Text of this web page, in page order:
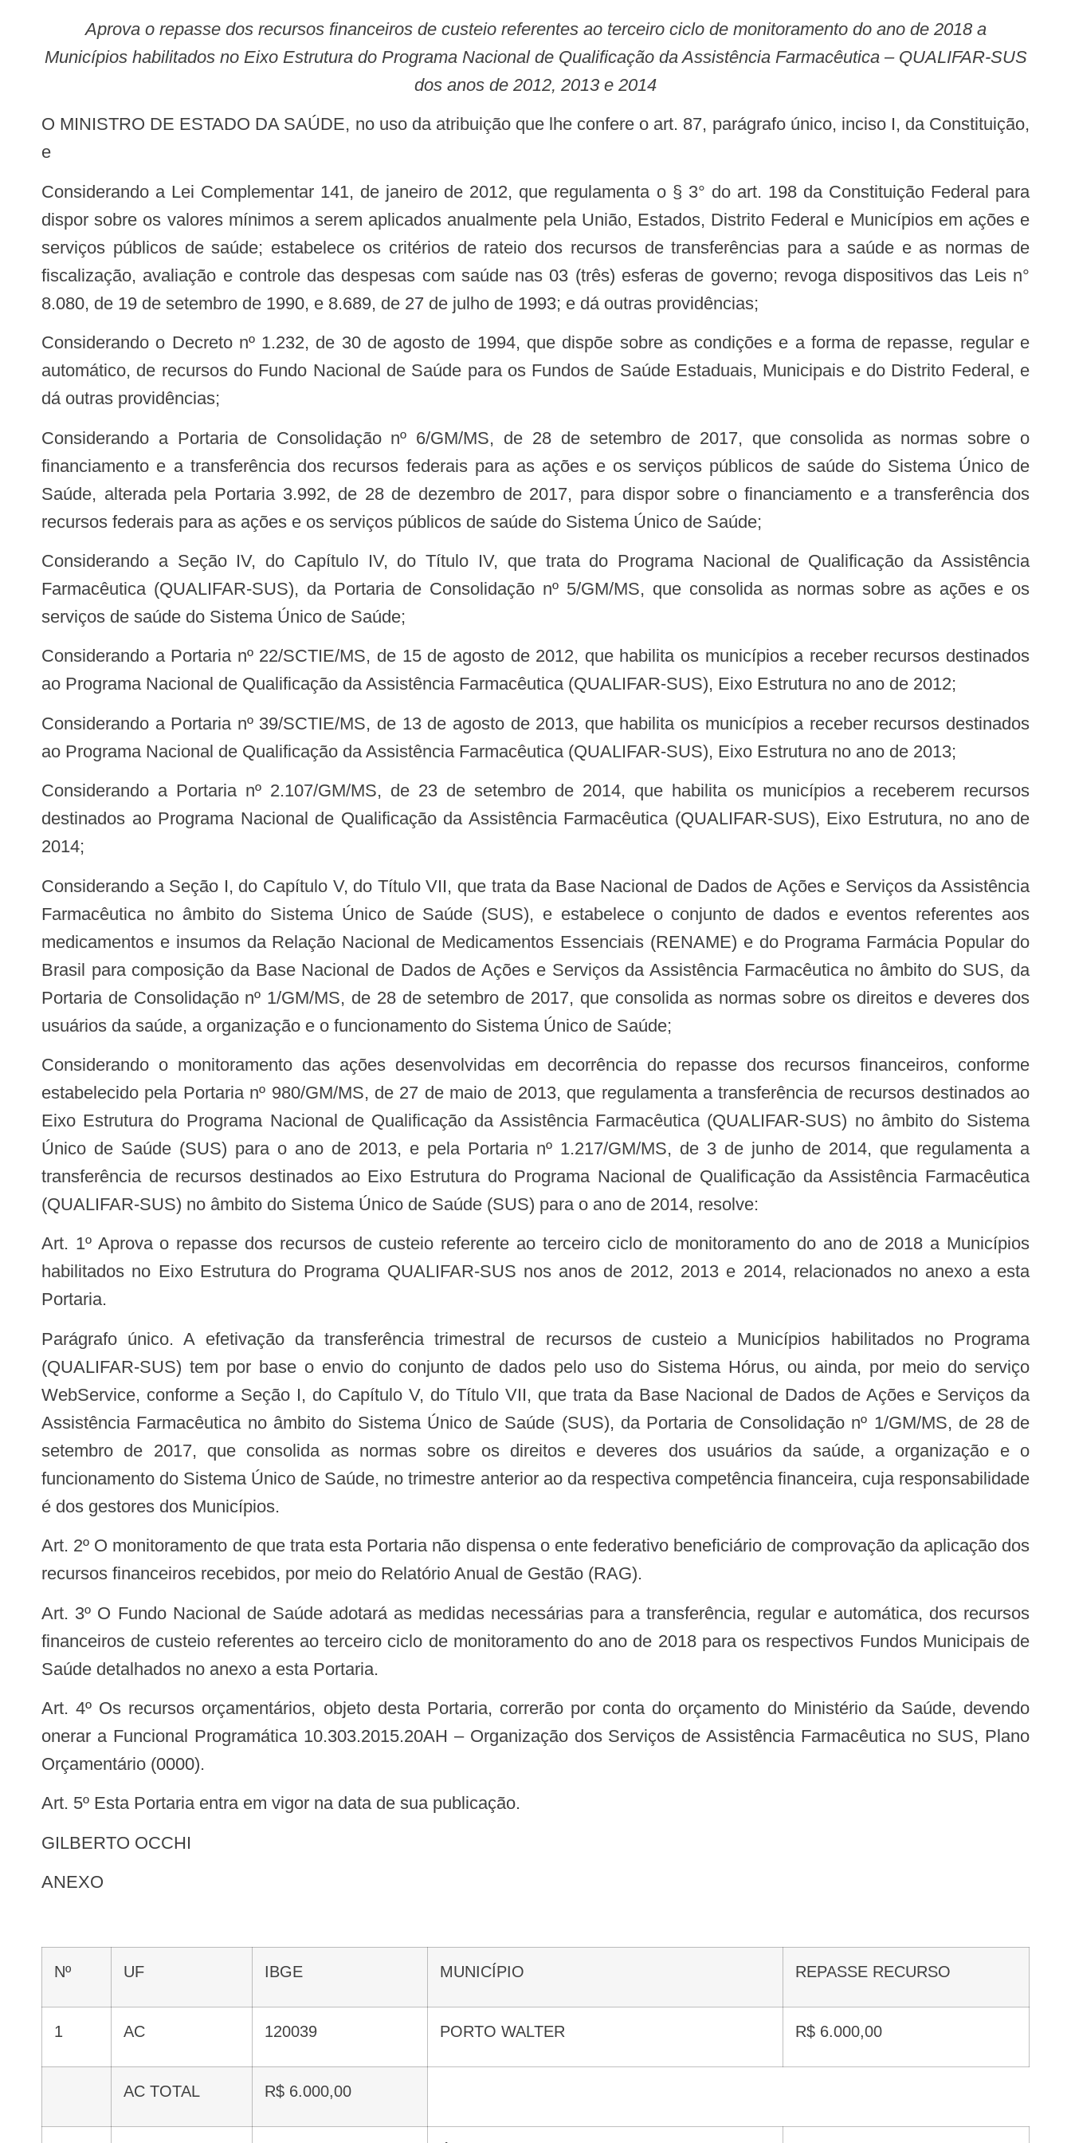
Aprova o repasse dos recursos financeiros de custeio referentes ao terceiro ciclo de monitoramento do ano de 2018 a
Municípios habilitados no Eixo Estrutura do Programa Nacional de Qualificação da Assistência Farmacêutica – QUALIFAR-SUS
dos anos de 2012, 2013 e 2014
O MINISTRO DE ESTADO DA SAÚDE, no uso da atribuição que lhe confere o art. 87, parágrafo único, inciso I, da Constituição,
e
Considerando a Lei Complementar 141, de janeiro de 2012, que regulamenta o § 3° do art. 198 da Constituição Federal para
dispor sobre os valores mínimos a serem aplicados anualmente pela União, Estados, Distrito Federal e Municípios em ações e
serviços públicos de saúde; estabelece os critérios de rateio dos recursos de transferências para a saúde e as normas de
fiscalização, avaliação e controle das despesas com saúde nas 03 (três) esferas de governo; revoga dispositivos das Leis n°
8.080, de 19 de setembro de 1990, e 8.689, de 27 de julho de 1993; e dá outras providências;
Considerando o Decreto nº 1.232, de 30 de agosto de 1994, que dispõe sobre as condições e a forma de repasse, regular e
automático, de recursos do Fundo Nacional de Saúde para os Fundos de Saúde Estaduais, Municipais e do Distrito Federal, e
dá outras providências;
Considerando a Portaria de Consolidação nº 6/GM/MS, de 28 de setembro de 2017, que consolida as normas sobre o
financiamento e a transferência dos recursos federais para as ações e os serviços públicos de saúde do Sistema Único de
Saúde, alterada pela Portaria 3.992, de 28 de dezembro de 2017, para dispor sobre o financiamento e a transferência dos
recursos federais para as ações e os serviços públicos de saúde do Sistema Único de Saúde;
Considerando a Seção IV, do Capítulo IV, do Título IV, que trata do Programa Nacional de Qualificação da Assistência
Farmacêutica (QUALIFAR-SUS), da Portaria de Consolidação nº 5/GM/MS, que consolida as normas sobre as ações e os
serviços de saúde do Sistema Único de Saúde;
Considerando a Portaria nº 22/SCTIE/MS, de 15 de agosto de 2012, que habilita os municípios a receber recursos destinados
ao Programa Nacional de Qualificação da Assistência Farmacêutica (QUALIFAR-SUS), Eixo Estrutura no ano de 2012;
Considerando a Portaria nº 39/SCTIE/MS, de 13 de agosto de 2013, que habilita os municípios a receber recursos destinados
ao Programa Nacional de Qualificação da Assistência Farmacêutica (QUALIFAR-SUS), Eixo Estrutura no ano de 2013;
Considerando a Portaria nº 2.107/GM/MS, de 23 de setembro de 2014, que habilita os municípios a receberem recursos
destinados ao Programa Nacional de Qualificação da Assistência Farmacêutica (QUALIFAR-SUS), Eixo Estrutura, no ano de
2014;
Considerando a Seção I, do Capítulo V, do Título VII, que trata da Base Nacional de Dados de Ações e Serviços da Assistência
Farmacêutica no âmbito do Sistema Único de Saúde (SUS), e estabelece o conjunto de dados e eventos referentes aos
medicamentos e insumos da Relação Nacional de Medicamentos Essenciais (RENAME) e do Programa Farmácia Popular do
Brasil para composição da Base Nacional de Dados de Ações e Serviços da Assistência Farmacêutica no âmbito do SUS, da
Portaria de Consolidação nº 1/GM/MS, de 28 de setembro de 2017, que consolida as normas sobre os direitos e deveres dos
usuários da saúde, a organização e o funcionamento do Sistema Único de Saúde;
Considerando o monitoramento das ações desenvolvidas em decorrência do repasse dos recursos financeiros, conforme
estabelecido pela Portaria nº 980/GM/MS, de 27 de maio de 2013, que regulamenta a transferência de recursos destinados ao
Eixo Estrutura do Programa Nacional de Qualificação da Assistência Farmacêutica (QUALIFAR-SUS) no âmbito do Sistema
Único de Saúde (SUS) para o ano de 2013, e pela Portaria nº 1.217/GM/MS, de 3 de junho de 2014, que regulamenta a
transferência de recursos destinados ao Eixo Estrutura do Programa Nacional de Qualificação da Assistência Farmacêutica
(QUALIFAR-SUS) no âmbito do Sistema Único de Saúde (SUS) para o ano de 2014, resolve:
Art. 1º Aprova o repasse dos recursos de custeio referente ao terceiro ciclo de monitoramento do ano de 2018 a Municípios
habilitados no Eixo Estrutura do Programa QUALIFAR-SUS nos anos de 2012, 2013 e 2014, relacionados no anexo a esta
Portaria.
Parágrafo único. A efetivação da transferência trimestral de recursos de custeio a Municípios habilitados no Programa
(QUALIFAR-SUS) tem por base o envio do conjunto de dados pelo uso do Sistema Hórus, ou ainda, por meio do serviço
WebService, conforme a Seção I, do Capítulo V, do Título VII, que trata da Base Nacional de Dados de Ações e Serviços da
Assistência Farmacêutica no âmbito do Sistema Único de Saúde (SUS), da Portaria de Consolidação nº 1/GM/MS, de 28 de
setembro de 2017, que consolida as normas sobre os direitos e deveres dos usuários da saúde, a organização e o
funcionamento do Sistema Único de Saúde, no trimestre anterior ao da respectiva competência financeira, cuja responsabilidade
é dos gestores dos Municípios.
Art. 2º O monitoramento de que trata esta Portaria não dispensa o ente federativo beneficiário de comprovação da aplicação dos
recursos financeiros recebidos, por meio do Relatório Anual de Gestão (RAG).
Art. 3º O Fundo Nacional de Saúde adotará as medidas necessárias para a transferência, regular e automática, dos recursos
financeiros de custeio referentes ao terceiro ciclo de monitoramento do ano de 2018 para os respectivos Fundos Municipais de
Saúde detalhados no anexo a esta Portaria.
Art. 4º Os recursos orçamentários, objeto desta Portaria, correrão por conta do orçamento do Ministério da Saúde, devendo
onerar a Funcional Programática 10.303.2015.20AH – Organização dos Serviços de Assistência Farmacêutica no SUS, Plano
Orçamentário (0000).
Art. 5º Esta Portaria entra em vigor na data de sua publicação.
GILBERTO OCCHI
ANEXO
Nº UF IBGE MUNICÍPIO REPASSE RECURSO
1 AC 120039 PORTO WALTER R$ 6.000,00
AC TOTAL R$ 6.000,00